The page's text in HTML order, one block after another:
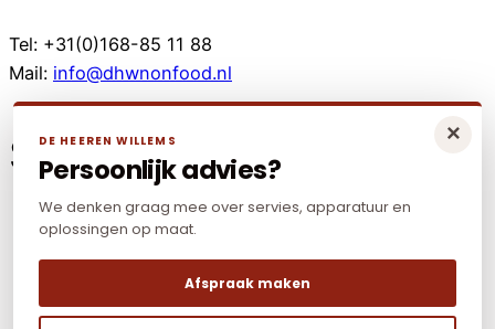
Tel: +31(0)168-85 11 88
Mail: info@dhwnonfood.nl
Social Media ×
DE HEEREN WILLEMS
Persoonlijk advies?
We denken graag mee over servies, apparatuur en
oplossingen op maat.
Afspraak maken